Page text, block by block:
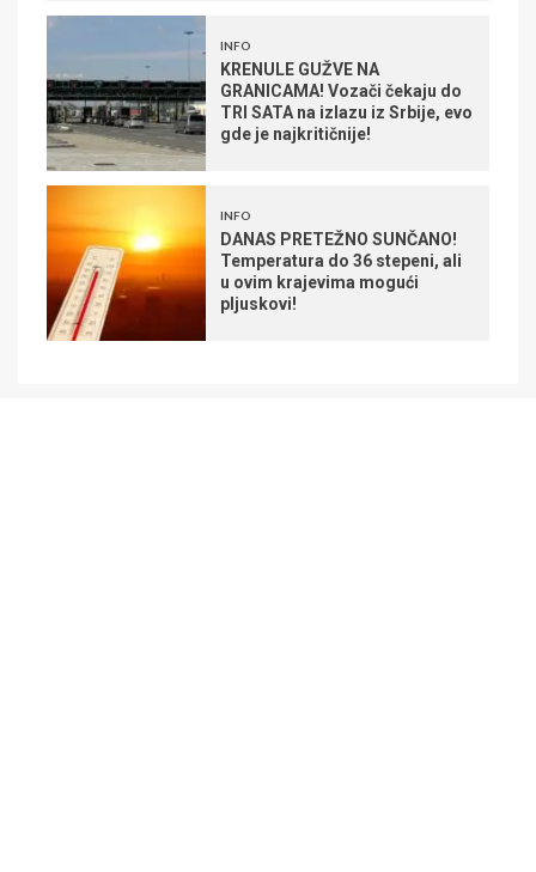
INFO
KRENULE GUŽVE NA
GRANICAMA! Vozači čekaju do
TRI SATA na izlazu iz Srbije, evo
gde je najkritičnije!
INFO
DANAS PRETEŽNO SUNČANO!
Temperatura do 36 stepeni, ali
u ovim krajevima mogući
pljuskovi!